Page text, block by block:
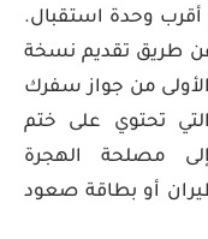
وحدة استقبال.
عن طريق تقديم نسخة
من جواز سفرك
تحتوي على ختم
مصلحة الهجرة
أو بطاقة صعود